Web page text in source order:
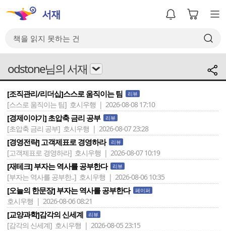
odstone님의 서재
[조직관리/리더십]스스로 움직이는 팀 리뷰
[스스로 움직이는 팀] 호시우행 | 2026-08-08 17:10
[경제이야기] 초압축 금리 공부 리뷰
[초압축 금리 공부] 호시우행 | 2026-08-07 23:28
[경영전략] 고객제표로 경영하라 리뷰
[고객제표로 경영하라] 호시우행 | 2026-08-07 10:19
[재테크] 부자는 역사를 공부한다 리뷰
[부자는 역사를 공부한..] 호시우행 | 2026-08-06 10:35
[오늘의 한문장] 부자는 역사를 공부한다 페이퍼
호시우행 | 2026-08-06 08:21
[교양과학]감각의 신세계 리뷰
[감각의 신세계] 호시우행 | 2026-08-05 23:15